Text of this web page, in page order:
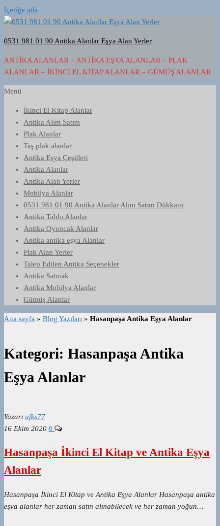
İçeriğe atla
0531 981 01 90 Antika Alanlar Eşya Alan Yerler
ANTIKA ALANLAR – ANTIKA EŞYA ALANLAR – PLAK
ALANLAR – İKINCI EL KITAP ALANLAR – GÜMÜŞ ALANLAR
Menü
İkinci El Kitap Alanlar
Antika Alım Satım
Plak Alanlar
Taş plak alanlar
Antika Eşya Çeşitleri
Antika Alanlar
Antika Alan Yerler
Mobilya Alanlar
0531 981 01 90 Antika Alanlar Alım Satım Dükkanı
Antika Tablo Alanlar
Antika Oyuncak Alanlar
Antika antika eşya Alanlar
Plak Alan Yerler
Talep Edilen Antika Seçenekler
Antika Satmak
Antika Mobilya Alanlar
Gümüş Alanlar
Ana sayfa » Blog Yazıları » Hasanpaşa Antika Eşya Alanlar
Kategori: Hasanpaşa Antika
Eşya Alanlar
Yazarı ufks77
16 Ekim 2020 0
Hasanpaşa İkinci El Kitap ve Antika Eşya
Alanlar
Hasanpaşa İkinci El Kitap ve Antika Eşya Alanlar Hasanpaşa antika
eşya alanlar her zaman satın alınabilecek ve her zaman yoğun…